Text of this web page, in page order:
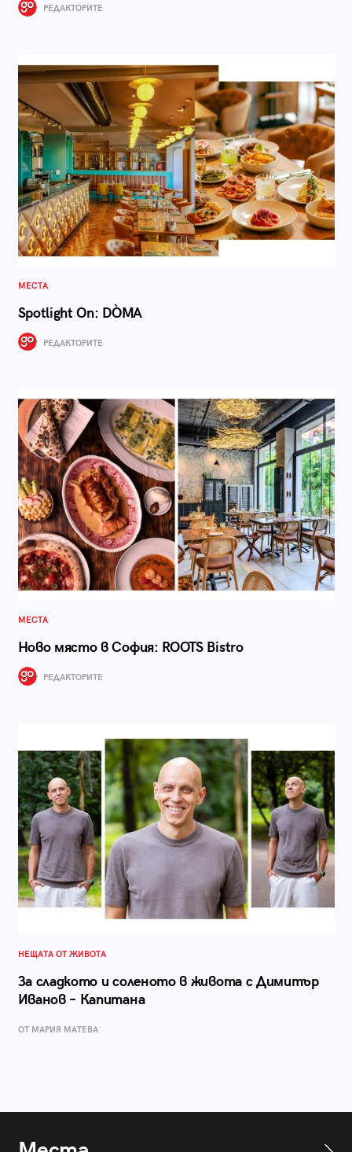
РЕДАКТОРИТЕ
МЕСТА
Spotlight On: DÒMA
РЕДАКТОРИТЕ
МЕСТА
Ново място в София: ROOTS Bistro
РЕДАКТОРИТЕ
НЕЩАТА ОТ ЖИВОТА
За сладкото и соленото в живота с Димитър
Иванов – Капитана
ОТ МАРИЯ МАТЕВА